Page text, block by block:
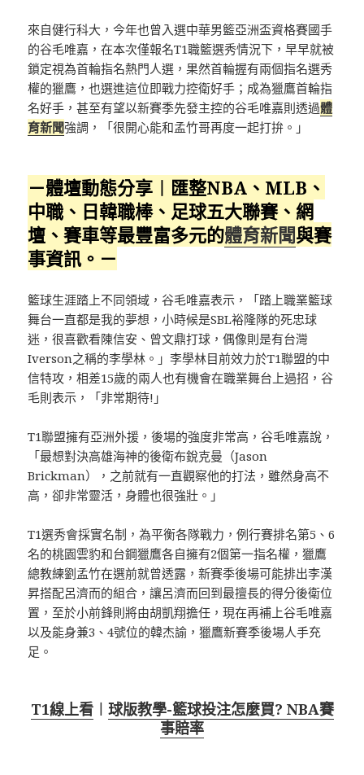
來自健行科大，今年也曾入選中華男籃亞洲盃資格賽國手
的谷毛唯嘉，在本次僅報名T1職籃選秀情況下，早早就被
鎖定視為首輪指名熱門人選，果然首輪握有兩個指名選秀
權的獵鷹，也選進這位即戰力控衛好手；成為獵鷹首輪指
名好手，甚至有望以新賽季先發主控的谷毛唯嘉則透過體
育新聞強調，「很開心能和孟竹哥再度一起打拚。」
－體壇動態分享︱匯整NBA、MLB、
中職、日韓職棒、足球五大聯賽、網
壇、賽車等最豐富多元的體育新聞與賽
事資訊。－
籃球生涯踏上不同領域，谷毛唯嘉表示，「踏上職業籃球
舞台一直都是我的夢想，小時候是SBL裕隆隊的死忠球
迷，很喜歡看陳信安、曾文鼎打球，偶像則是有台灣
Iverson之稱的李學林。」李學林目前效力於T1聯盟的中
信特攻，相差15歲的兩人也有機會在職業舞台上過招，谷
毛則表示，「非常期待!」
T1聯盟擁有亞洲外援，後場的強度非常高，谷毛唯嘉說，
「最想對決高雄海神的後衛布銳克曼（Jason
Brickman），之前就有一直觀察他的打法，雖然身高不
高，卻非常靈活，身體也很強壯。」
T1選秀會採實名制，為平衡各隊戰力，例行賽排名第5、6
名的桃園雲豹和台鋼獵鷹各自擁有2個第一指名權，獵鷹
總教練劉孟竹在選前就曾透露，新賽季後場可能排出李漢
昇搭配呂濟而的組合，讓呂濟而回到最擅長的得分後衛位
置，至於小前鋒則將由胡凱翔擔任，現在再補上谷毛唯嘉
以及能身兼3、4號位的韓杰諭，獵鷹新賽季後場人手充
足。
T1線上看︱ 球版教學-籃球投注怎麼買? NBA賽
事賠率